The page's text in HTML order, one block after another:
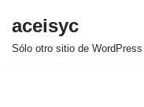
Saltar
aceisyc
Sólo otro sitio de WordPress